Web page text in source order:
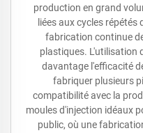
production en grand
liées aux cycles
fabrication continue
plastiques. L'utilisation
davantage l'efficacité
fabriquer plusieurs
compatibilité avec la
moules d'injection idéaux
public, où une